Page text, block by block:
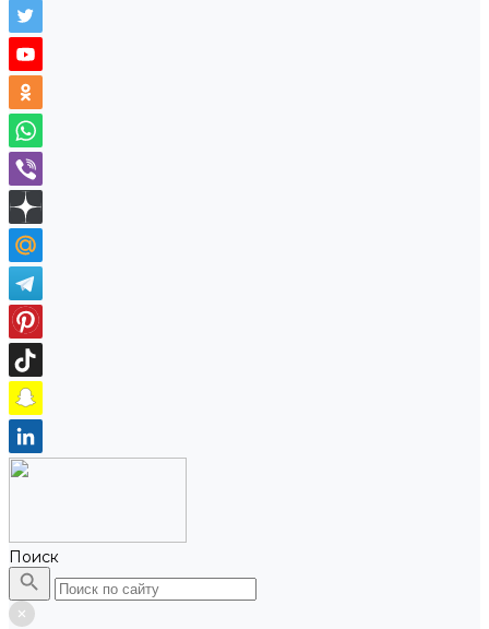
Поиск